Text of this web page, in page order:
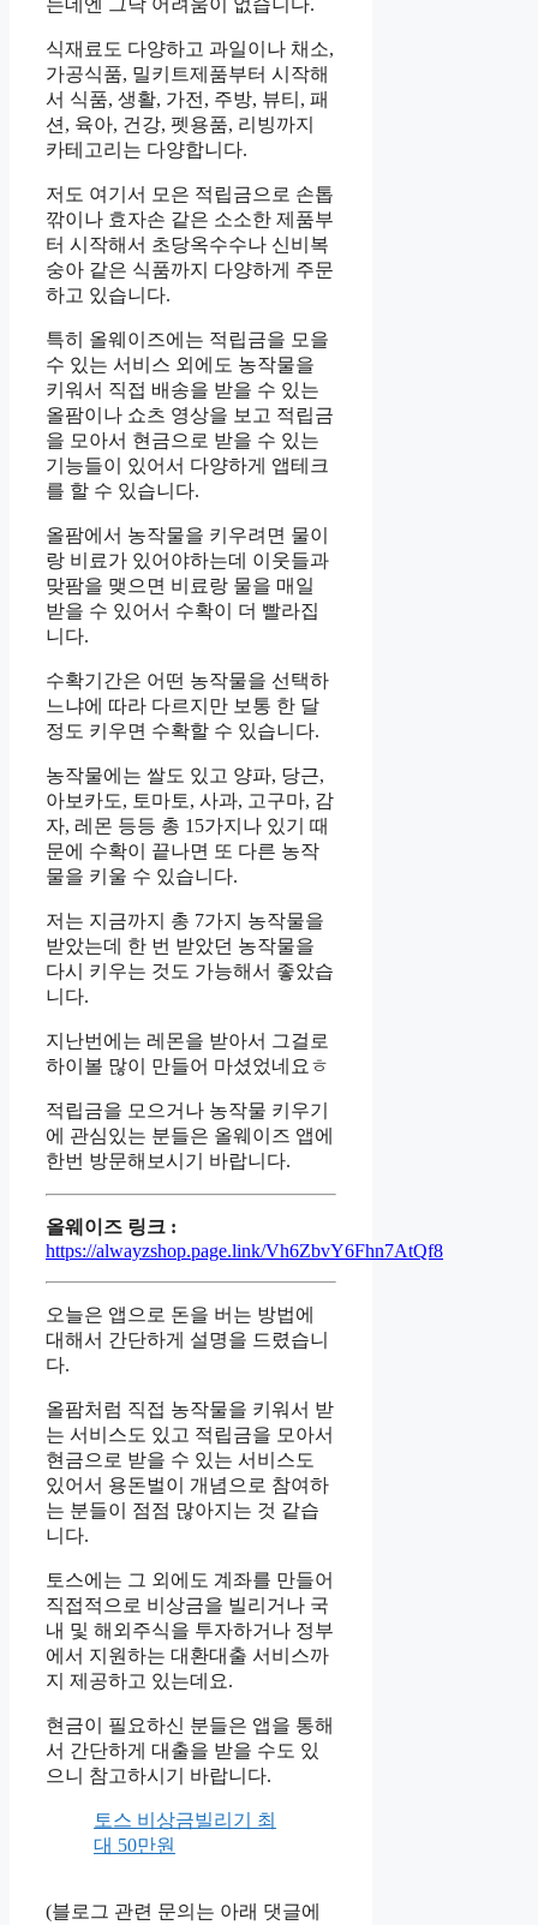
는데엔 그닥 어려움이 없습니다.
식재료도 다양하고 과일이나 채소,
가공식품, 밀키트제품부터 시작해
서 식품, 생활, 가전, 주방, 뷰티, 패
션, 육아, 건강, 펫용품, 리빙까지
카테고리는 다양합니다.
저도 여기서 모은 적립금으로 손톱
깎이나 효자손 같은 소소한 제품부
터 시작해서 초당옥수수나 신비복
숭아 같은 식품까지 다양하게 주문
하고 있습니다.
특히 올웨이즈에는 적립금을 모을
수 있는 서비스 외에도 농작물을
키워서 직접 배송을 받을 수 있는
올팜이나 쇼츠 영상을 보고 적립금
을 모아서 현금으로 받을 수 있는
기능들이 있어서 다양하게 앱테크
를 할 수 있습니다.
올팜에서 농작물을 키우려면 물이
랑 비료가 있어야하는데 이웃들과
맞팜을 맺으면 비료랑 물을 매일
받을 수 있어서 수확이 더 빨라집
니다.
수확기간은 어떤 농작물을 선택하
느냐에 따라 다르지만 보통 한 달
정도 키우면 수확할 수 있습니다.
농작물에는 쌀도 있고 양파, 당근,
아보카도, 토마토, 사과, 고구마, 감
자, 레몬 등등 총 15가지나 있기 때
문에 수확이 끝나면 또 다른 농작
물을 키울 수 있습니다.
저는 지금까지 총 7가지 농작물을
받았는데 한 번 받았던 농작물을
다시 키우는 것도 가능해서 좋았습
니다.
지난번에는 레몬을 받아서 그걸로
하이볼 많이 만들어 마셨었네요ㅎ
적립금을 모으거나 농작물 키우기
에 관심있는 분들은 올웨이즈 앱에
한번 방문해보시기 바랍니다.
올웨이즈 링크 :
https://alwayzshop.page.link/Vh6ZbvY6Fhn7AtQf8
오늘은 앱으로 돈을 버는 방법에
대해서 간단하게 설명을 드렸습니
다.
올팜처럼 직접 농작물을 키워서 받
는 서비스도 있고 적립금을 모아서
현금으로 받을 수 있는 서비스도
있어서 용돈벌이 개념으로 참여하
는 분들이 점점 많아지는 것 같습
니다.
토스에는 그 외에도 계좌를 만들어
직접적으로 비상금을 빌리거나 국
내 및 해외주식을 투자하거나 정부
에서 지원하는 대환대출 서비스까
지 제공하고 있는데요.
현금이 필요하신 분들은 앱을 통해
서 간단하게 대출을 받을 수도 있
으니 참고하시기 바랍니다.
토스 비상금빌리기 최
대 50만원
(블로그 관련 문의는 아래 댓글에